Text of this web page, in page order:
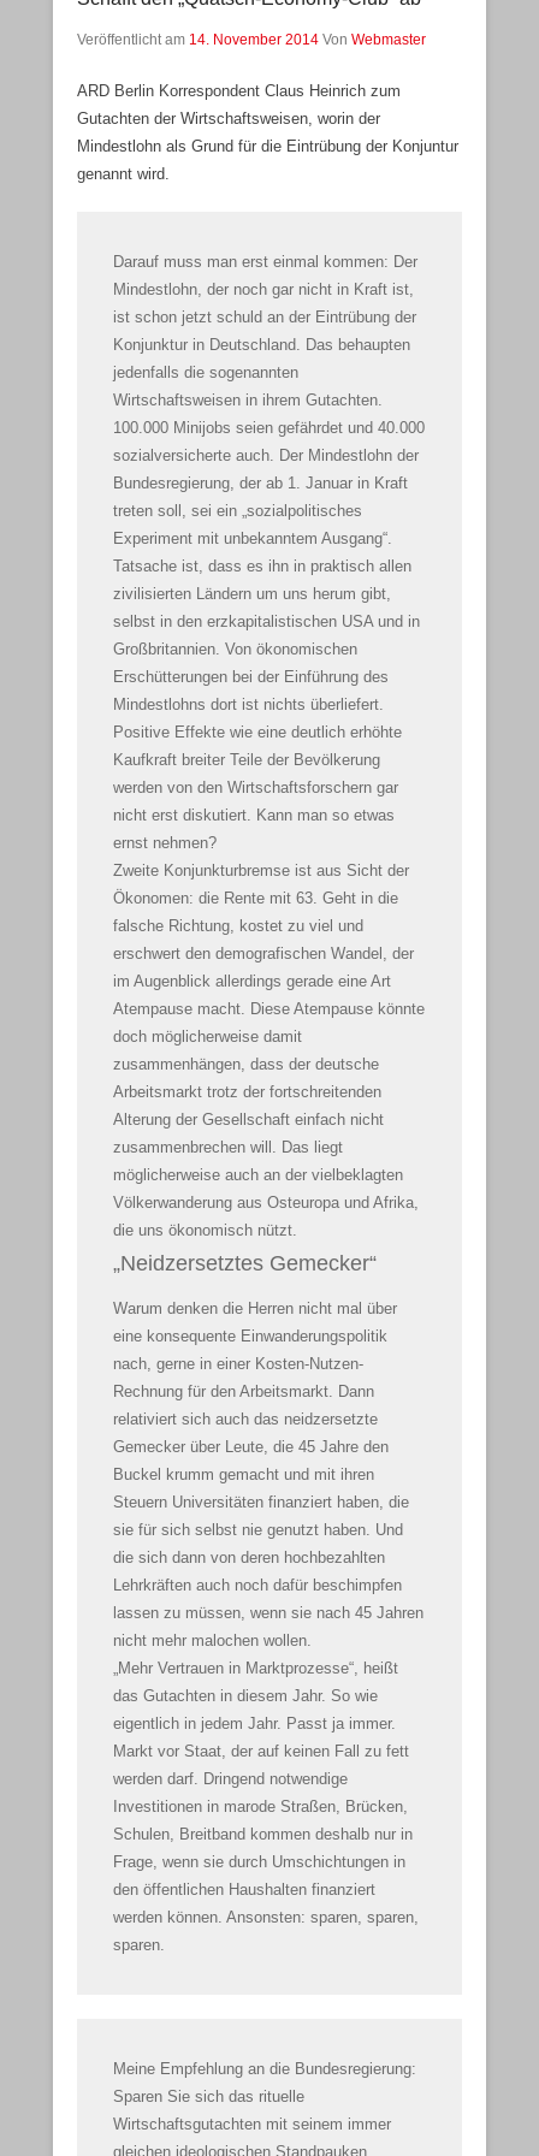
Veröffentlicht am 14. November 2014 Von Webmaster
ARD Berlin Korrespondent Claus Heinrich zum
Gutachten der Wirtschaftsweisen, worin der
Mindestlohn als Grund für die Eintrübung der Konjuntur
genannt wird.
Darauf muss man erst einmal kommen: Der
Mindestlohn, der noch gar nicht in Kraft ist,
ist schon jetzt schuld an der Eintrübung der
Konjunktur in Deutschland. Das behaupten
jedenfalls die sogenannten
Wirtschaftsweisen in ihrem Gutachten.
100.000 Minijobs seien gefährdet und 40.000
sozialversicherte auch. Der Mindestlohn der
Bundesregierung, der ab 1. Januar in Kraft
treten soll, sei ein „sozialpolitisches
Experiment mit unbekanntem Ausgang“.
Tatsache ist, dass es ihn in praktisch allen
zivilisierten Ländern um uns herum gibt,
selbst in den erzkapitalistischen USA und in
Großbritannien. Von ökonomischen
Erschütterungen bei der Einführung des
Mindestlohns dort ist nichts überliefert.
Positive Effekte wie eine deutlich erhöhte
Kaufkraft breiter Teile der Bevölkerung
werden von den Wirtschaftsforschern gar
nicht erst diskutiert. Kann man so etwas
ernst nehmen?
Zweite Konjunkturbremse ist aus Sicht der
Ökonomen: die Rente mit 63. Geht in die
falsche Richtung, kostet zu viel und
erschwert den demografischen Wandel, der
im Augenblick allerdings gerade eine Art
Atempause macht. Diese Atempause könnte
doch möglicherweise damit
zusammenhängen, dass der deutsche
Arbeitsmarkt trotz der fortschreitenden
Alterung der Gesellschaft einfach nicht
zusammenbrechen will. Das liegt
möglicherweise auch an der vielbeklagten
Völkerwanderung aus Osteuropa und Afrika,
die uns ökonomisch nützt.
„Neidzersetztes Gemecker“
Warum denken die Herren nicht mal über
eine konsequente Einwanderungspolitik
nach, gerne in einer Kosten-Nutzen-
Rechnung für den Arbeitsmarkt. Dann
relativiert sich auch das neidzersetzte
Gemecker über Leute, die 45 Jahre den
Buckel krumm gemacht und mit ihren
Steuern Universitäten finanziert haben, die
sie für sich selbst nie genutzt haben. Und
die sich dann von deren hochbezahlten
Lehrkräften auch noch dafür beschimpfen
lassen zu müssen, wenn sie nach 45 Jahren
nicht mehr malochen wollen.
„Mehr Vertrauen in Marktprozesse“, heißt
das Gutachten in diesem Jahr. So wie
eigentlich in jedem Jahr. Passt ja immer.
Markt vor Staat, der auf keinen Fall zu fett
werden darf. Dringend notwendige
Investitionen in marode Straßen, Brücken,
Schulen, Breitband kommen deshalb nur in
Frage, wenn sie durch Umschichtungen in
den öffentlichen Haushalten finanziert
werden können. Ansonsten: sparen, sparen,
sparen.
Meine Empfehlung an die Bundesregierung:
Sparen Sie sich das rituelle
Wirtschaftsgutachten mit seinem immer
gleichen ideologischen Standpauken.